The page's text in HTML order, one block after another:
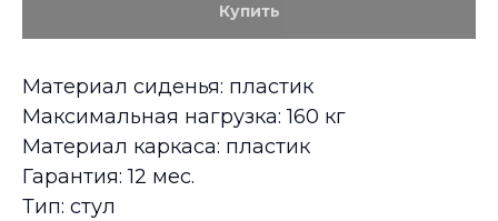
Купить
Материал сиденья: пластик
Максимальная нагрузка: 160 кг
Материал каркаса: пластик
Гарантия: 12 мес.
Тип: стул